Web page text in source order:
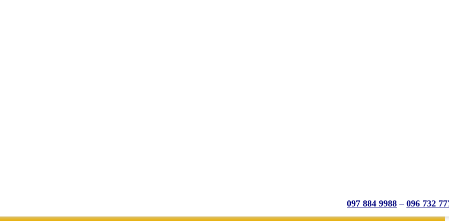
097 884 9988 – 096 732